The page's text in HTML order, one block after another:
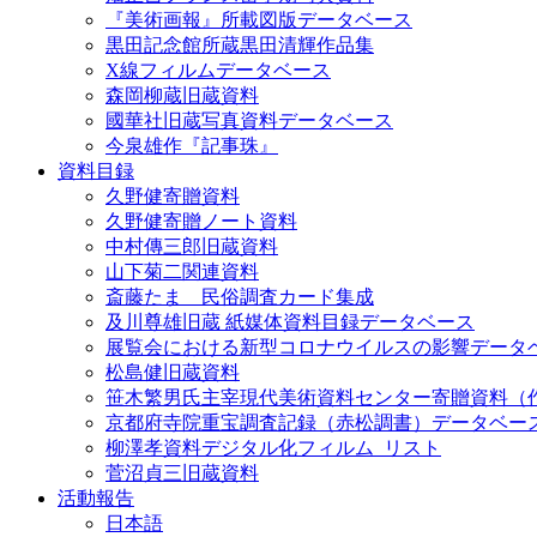
『美術画報』所載図版データベース
黒田記念館所蔵黒田清輝作品集
X線フィルムデータベース
森岡柳蔵旧蔵資料
國華社旧蔵写真資料データベース
今泉雄作『記事珠』
資料目録
久野健寄贈資料
久野健寄贈ノート資料
中村傳三郎旧蔵資料
山下菊二関連資料
斎藤たま 民俗調査カード集成
及川尊雄旧蔵 紙媒体資料目録データベース
展覧会における新型コロナウイルスの影響データ
松島健旧蔵資料
笹木繁男氏主宰現代美術資料センター寄贈資料（
京都府寺院重宝調査記録（赤松調書）データベー
柳澤孝資料デジタル化フィルム_リスト
菅沼貞三旧蔵資料
活動報告
日本語